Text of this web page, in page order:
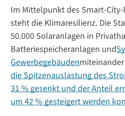
Im Mittelpunkt des Smart-
steht die Klimaresilienz. Die
50.000 Solaranlagen in
Batteriespeicheranlagen und
Gewerbegebäuden
die Spitzenauslastung des
31 % gesenkt und der Anteil
um 42 % gesteigert werden